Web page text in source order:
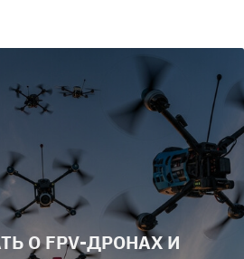
О FPV-ДРОНАХ И